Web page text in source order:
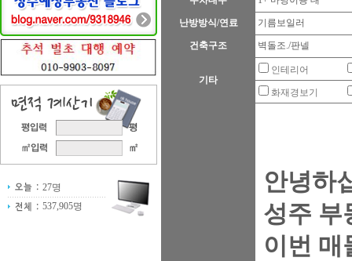
27명
537,905명
난방방식/연료 기름보일러
건축구조 벽돌조./판넬
기타
인테리어
화재경보기
안녕하
성주 부
이번 매